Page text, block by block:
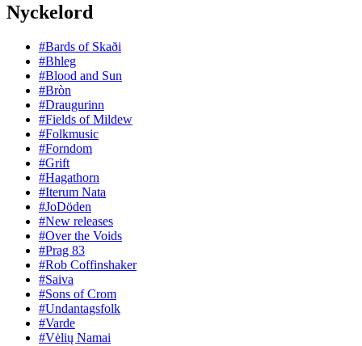
Nyckelord
#Bards of Skaði
#Bhleg
#Blood and Sun
#Bròn
#Draugurinn
#Fields of Mildew
#Folkmusic
#Forndom
#Grift
#Hagathorn
#Iterum Nata
#JoDöden
#New releases
#Over the Voids
#Prag 83
#Rob Coffinshaker
#Saiva
#Sons of Crom
#Undantagsfolk
#Varde
#Vėlių Namai